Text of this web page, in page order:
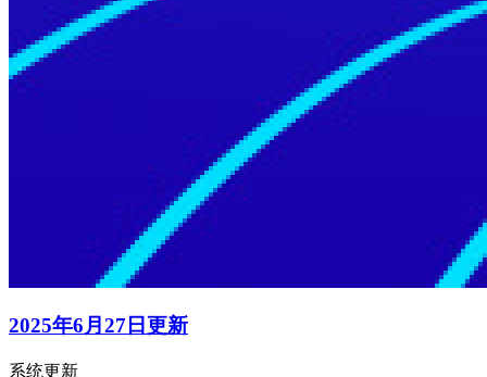
2025年6月27日更新
系统更新